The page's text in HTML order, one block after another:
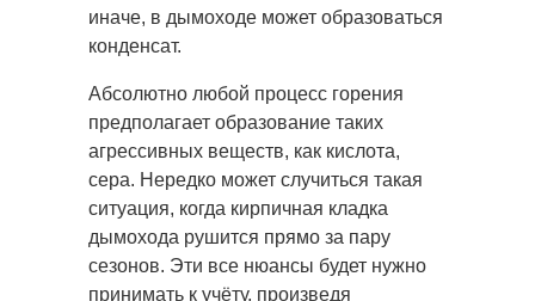
иначе, в дымоходе может образоваться
конденсат.
Абсолютно любой процесс горения
предполагает образование таких
агрессивных веществ, как кислота,
сера. Нередко может случиться такая
ситуация, когда кирпичная кладка
дымохода рушится прямо за пару
сезонов. Эти все нюансы будет нужно
принимать к учёту, произведя